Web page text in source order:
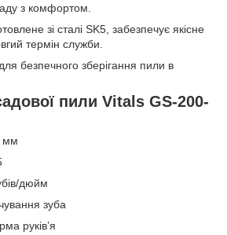
з комфортом.
зі сталі SK5, забезпечує якісне
термін служби.
безпечного зберігання пили в
пили Vitals GS-200-
мм
дюйм
зуба
руків’я